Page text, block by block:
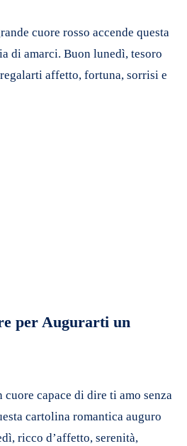
cuore rosso accende questa
di amarci. Buon lunedì, tesoro
affetto, fortuna, sorrisi e
per Augurarti un
capace di dire ti amo senza
cartolina romantica auguro
ricco d’affetto, serenità,